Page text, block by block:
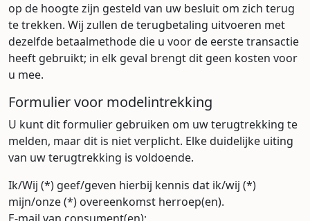
op de hoogte zijn gesteld van uw besluit om zich terug
te trekken. Wij zullen de terugbetaling uitvoeren met
dezelfde betaalmethode die u voor de eerste transactie
heeft gebruikt; in elk geval brengt dit geen kosten voor
u mee.
Formulier voor modelintrekking
U kunt dit formulier gebruiken om uw terugtrekking te
melden, maar dit is niet verplicht. Elke duidelijke uiting
van uw terugtrekking is voldoende.
Ik/Wij (*) geef/geven hierbij kennis dat ik/wij (*)
mijn/onze (*) overeenkomst herroep(en).